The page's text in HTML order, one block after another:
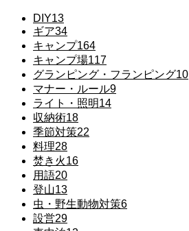
DIY13
ギア34
キャンプ164
キャンプ場117
グランピング・フランピング10
マナー・ルール9
ライト・照明14
収納術18
季節対策22
料理28
焚き火16
用語20
登山13
虫・野生動物対策6
設営29